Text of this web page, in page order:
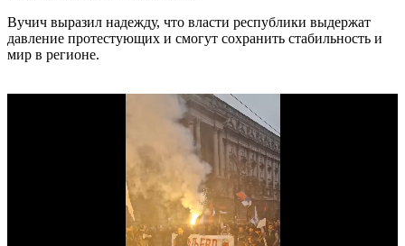
Вучич выразил надежду, что власти республики выдержат
давление протестующих и смогут сохранить стабильность и
мир в регионе.